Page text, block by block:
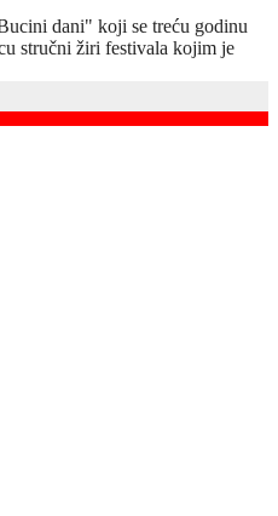
dani" koji se treću godinu
stručni žiri festivala kojim je